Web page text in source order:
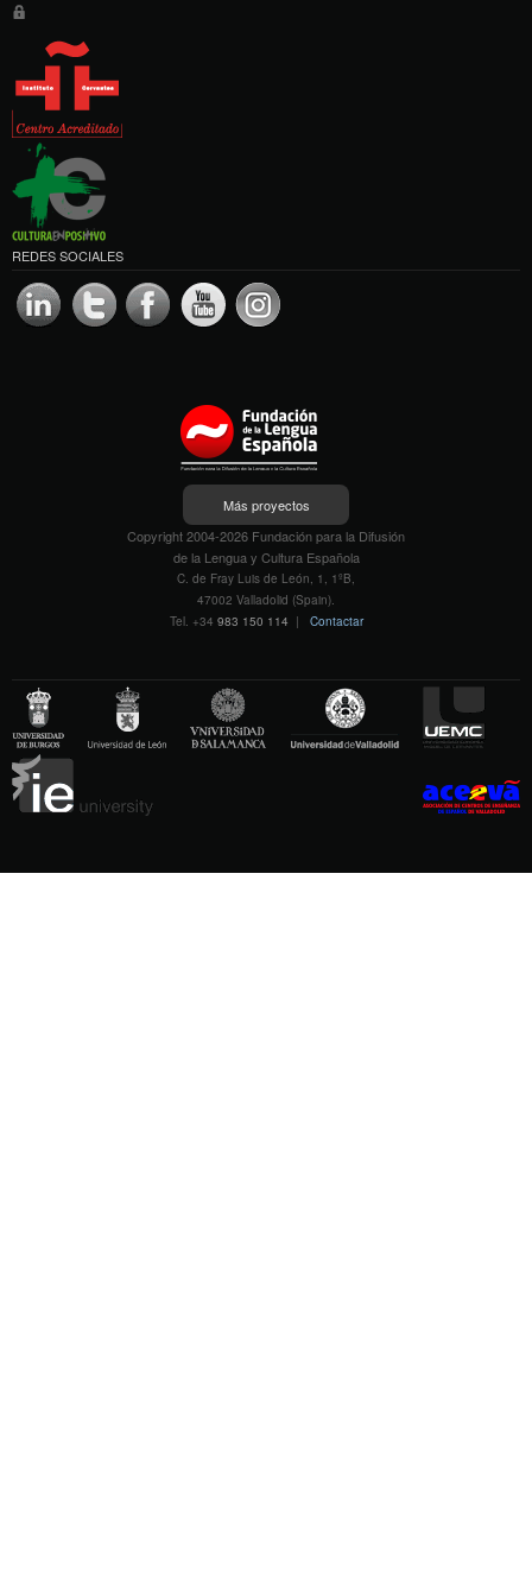
REDES SOCIALES
Más proyectos
Copyright 2004-2026 Fundación para la Difusión
de la Lengua y Cultura Española
C. de Fray Luis de León, 1, 1ºB,
47002 Valladolid (Spain).
Tel. +34 983 150 114 | Contactar